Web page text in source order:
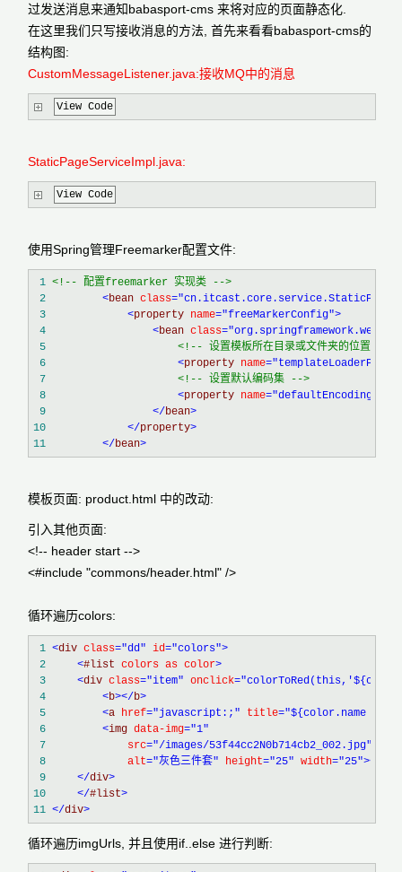
过发送消息来通知babasport-cms 来将对应的页面静态化.
在这里我们只写接收消息的方法, 首先来看看babasport-cms的
结构图:
CustomMessageListener.java:接收MQ中的消息
View Code
StaticPageServiceImpl.java:
View Code
使用Spring管理Freemarker配置文件:
1 <!-- 配置freemarker 实现类
-->
2
<bean class
3
<property name="freeMarkerConfig">
4
<bean class
5
<!-- 设置模板所在目录或文件夹的位置,
6
<property name="templateLoaderPath"
7
<!-- 设置默认编码集
-->
8
<property name="defaultEncoding"
9
</bean>
10
</property>
11
</bean>
模板页面: product.html 中的改动:
引入其他页面:
<!-- header start -->
<#include "commons/header.html" />
循环遍历colors:
1 <div class="dd" id="colors">
2
<#list colors as color>
3
<div class="item" onclick
4
<b></b>
5
<a href="javascript:;" title="${color.name }"
6
<img data-img="1"
7
            src
="/images/53f44cc2N0b714cb2_002.jpg"
8
            alt
="灰色三件套" height="25" width="25"><
9
</div>
10
</#list>
11 </div>
循环遍历imgUrls, 并且使用if..else 进行判断: